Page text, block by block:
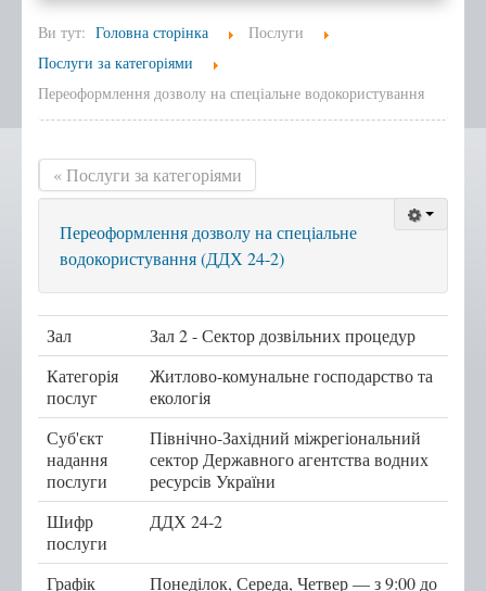
Головна
Інформація
Структура
Новини центру
Сертифікати
Корисна інформація
Віддалені робочі місця адміністраторів ЦНАП
с.Курівці
с. Іванківці
с. Чернихів
с. Кобзарівка
с. Городище
Ви тут: Головна сторінка
Послуги
Послуги за категоріями
Переоформлення дозволу на спеціальне водокористування
« Послуги за категоріями
Переоформлення дозволу на спеціальне
водокористування (ДДХ 24-2)
Зал
Зал 2 - Сектор дозвільних процедур
Категорія
послуг
Житлово-комунальне господарство та
екологія
Суб'єкт
надання
послуги
Північно-Західний міжрегіональний
сектор Державного агентства водних
ресурсів України
Шифр
послуги
ДДХ 24-2
Графік
Понеділок, Середа, Четвер — з 9:00 до